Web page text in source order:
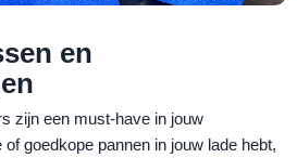
en
zijn een must-have in jouw
goedkope pannen in jouw lade hebt,